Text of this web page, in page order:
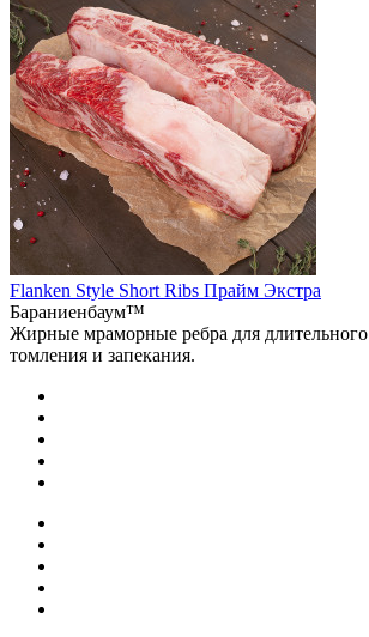
Flanken Style Short Ribs Прайм Экстра
Бараниенбаум™
Жирные мраморные ребра для длительного
томления и запекания.